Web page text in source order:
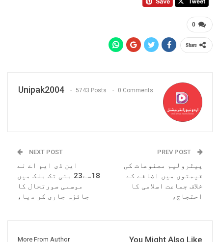
0
Share
Unipak2004 5743 Posts 0 Comments
پیٹرولیم مصنوعات کی
قیمتوں میں اضافے کے
خلاف جماعت اسلامی کا
احتجاج،
NEXT POST
این ڈی ایم اے نے
18سے23 مئی تک ملک میں
موسمی صورتحال کا
جائزہ جاری کر دیا،
You Might Also Like
More From Author